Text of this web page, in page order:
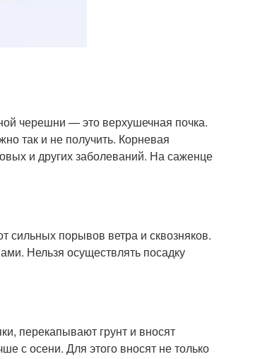
черешни — это верхушечная почка.
так и не получить. Корневая
и других заболеваний. На саженце
порывов ветра и сквозняков.
Нельзя осуществлять посадку
перекапывают грунт и вносят
с осени. Для этого вносят не только